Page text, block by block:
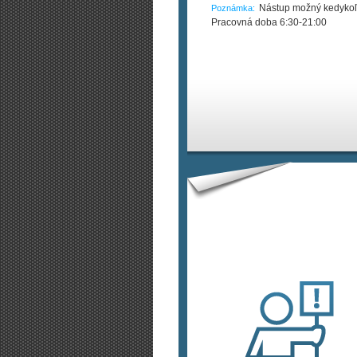
Poznámka:
Nástup možný
Pracovná doba 6:30-21:00